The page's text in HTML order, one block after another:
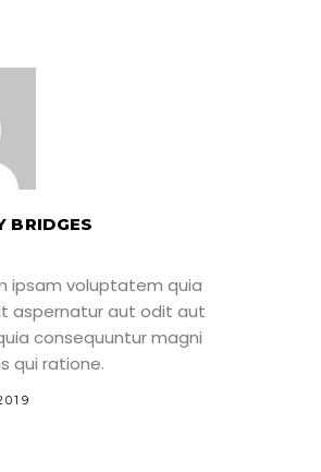
BRIDGES
ipsam voluptatem quia
aspernatur aut odit aut
consequuntur magni
qui ratione.